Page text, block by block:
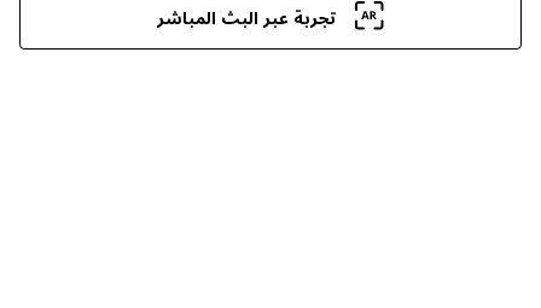
تجربة عبر البث المباشر